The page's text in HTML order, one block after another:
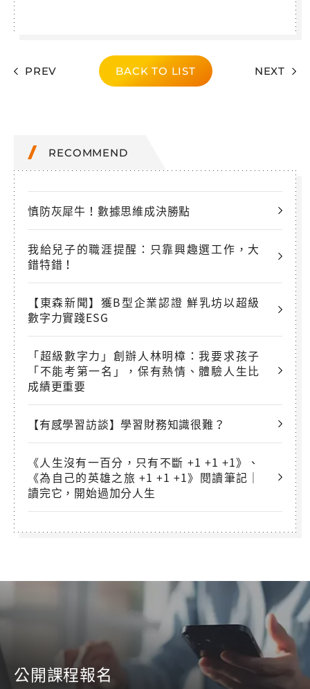
PREV BACK TO LIST NEXT
RECOMMEND
慎防灰犀牛！數據思維成決勝點
我給兒子的職涯提醒：只靠興趣選工作，大
錯特錯！
【東森新聞】獲B型企業認證 鮮乳坊以超級
數字力實踐ESG
「超級數字力」創辦人林明樟：我要求孩子
「不能考第一名」，保有熱情、體驗人生比
成績更重要
【有感學習訪談】學習財務知識很難？
《人生沒有一百分，只有不斷 +1 +1 +1》、
《為自己的英雄之旅 +1 +1 +1》閱讀筆記｜
讀完它，開始過加分人生
公開課程報名